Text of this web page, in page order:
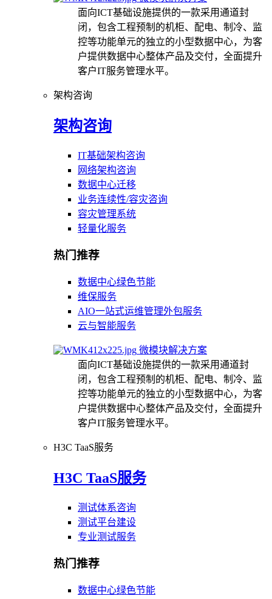
面向ICT基础设施提供的一款采用通道封
闭，包含工程预制的机柜、配电、制冷、监
控等功能单元的独立的小型数据中心，为客
户提供数据中心整体产品及交付，全面提升
客户IT服务管理水平。
架构咨询
架构咨询
IT基础架构咨询
网络架构咨询
数据中心迁移
业务连续性/容灾咨询
容灾管理系统
轻量化服务
热门推荐
数据中心绿色节能
维保服务
AIO一站式运维管理外包服务
云与智能服务
微模块解决方案
面向ICT基础设施提供的一款采用通道封
闭，包含工程预制的机柜、配电、制冷、监
控等功能单元的独立的小型数据中心，为客
户提供数据中心整体产品及交付，全面提升
客户IT服务管理水平。
H3C TaaS服务
H3C TaaS服务
测试体系咨询
测试平台建设
专业测试服务
热门推荐
数据中心绿色节能